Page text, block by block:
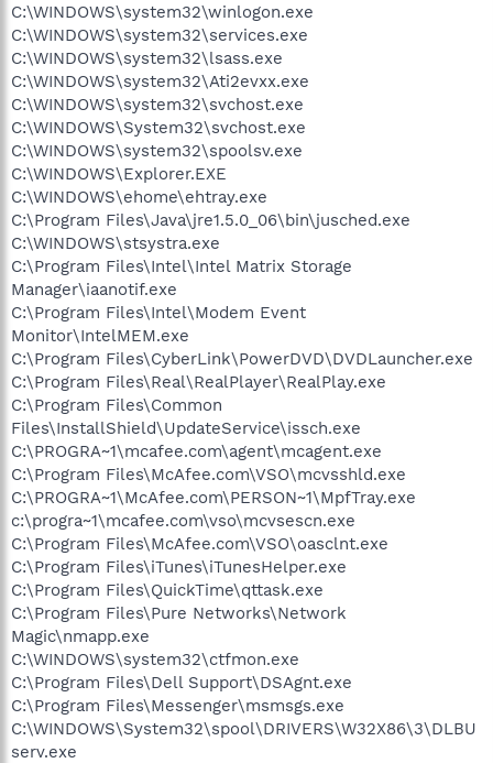
C:\WINDOWS\system32\winlogon.exe
C:\WINDOWS\system32\services.exe
C:\WINDOWS\system32\lsass.exe
C:\WINDOWS\system32\Ati2evxx.exe
C:\WINDOWS\system32\svchost.exe
C:\WINDOWS\System32\svchost.exe
C:\WINDOWS\system32\spoolsv.exe
C:\WINDOWS\Explorer.EXE
C:\WINDOWS\ehome\ehtray.exe
C:\Program Files\Java\jre1.5.0_06\bin\jusched.exe
C:\WINDOWS\stsystra.exe
C:\Program Files\Intel\Intel Matrix Storage
Manager\iaanotif.exe
C:\Program Files\Intel\Modem Event
Monitor\IntelMEM.exe
C:\Program Files\CyberLink\PowerDVD\DVDLauncher.exe
C:\Program Files\Real\RealPlayer\RealPlay.exe
C:\Program Files\Common
Files\InstallShield\UpdateService\issch.exe
C:\PROGRA~1\mcafee.com\agent\mcagent.exe
C:\Program Files\McAfee.com\VSO\mcvsshld.exe
C:\PROGRA~1\McAfee.com\PERSON~1\MpfTray.exe
c:\progra~1\mcafee.com\vso\mcvsescn.exe
C:\Program Files\McAfee.com\VSO\oasclnt.exe
C:\Program Files\iTunes\iTunesHelper.exe
C:\Program Files\QuickTime\qttask.exe
C:\Program Files\Pure Networks\Network
Magic\nmapp.exe
C:\WINDOWS\system32\ctfmon.exe
C:\Program Files\Dell Support\DSAgnt.exe
C:\Program Files\Messenger\msmsgs.exe
C:\WINDOWS\System32\spool\DRIVERS\W32X86\3\DLBU
serv.exe